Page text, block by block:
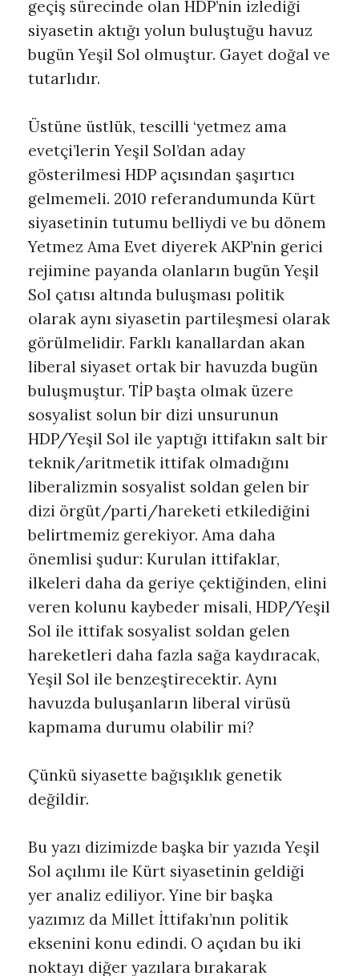
geçiş sürecinde olan HDP’nin izlediği
siyasetin aktığı yolun buluştuğu havuz
bugün Yeşil Sol olmuştur. Gayet doğal ve
tutarlıdır.
Üstüne üstlük, tescilli ‘yetmez ama
evetçi’lerin Yeşil Sol’dan aday
gösterilmesi HDP açısından şaşırtıcı
gelmemeli. 2010 referandumunda Kürt
siyasetinin tutumu belliydi ve bu dönem
Yetmez Ama Evet diyerek AKP’nin gerici
rejimine payanda olanların bugün Yeşil
Sol çatısı altında buluşması politik
olarak aynı siyasetin partileşmesi olarak
görülmelidir. Farklı kanallardan akan
liberal siyaset ortak bir havuzda bugün
buluşmuştur. TİP başta olmak üzere
sosyalist solun bir dizi unsurunun
HDP/Yeşil Sol ile yaptığı ittifakın salt bir
teknik/aritmetik ittifak olmadığını
liberalizmin sosyalist soldan gelen bir
dizi örgüt/parti/hareketi etkilediğini
belirtmemiz gerekiyor. Ama daha
önemlisi şudur: Kurulan ittifaklar,
ilkeleri daha da geriye çektiğinden, elini
veren kolunu kaybeder misali, HDP/Yeşil
Sol ile ittifak sosyalist soldan gelen
hareketleri daha fazla sağa kaydıracak,
Yeşil Sol ile benzeştirecektir. Aynı
havuzda buluşanların liberal virüsü
kapmama durumu olabilir mi?
Çünkü siyasette bağışıklık genetik
değildir.
Bu yazı dizimizde başka bir yazıda Yeşil
Sol açılımı ile Kürt siyasetinin geldiği
yer analiz ediliyor. Yine bir başka
yazımız da Millet İttifakı’nın politik
eksenini konu edindi. O açıdan bu iki
noktayı diğer yazılara bırakarak